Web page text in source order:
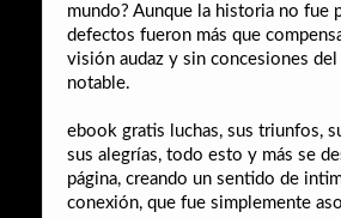
mundo? Aunque la historia no fue
defectos fueron más que
visión audaz y sin concesiones
notable.
ebook gratis luchas, sus triunfos,
sus alegrías, todo esto y más se
página, creando un sentido de
conexión, que fue simplemente